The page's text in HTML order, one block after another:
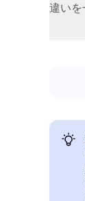
違い